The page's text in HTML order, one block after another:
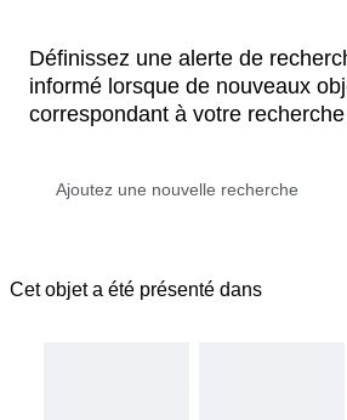
Définissez une alerte de
informé lorsque de nouveaux
correspondant à votre
Cet objet a été présenté dans